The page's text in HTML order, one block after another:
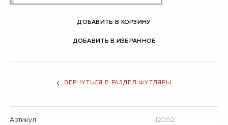
ДОБАВИТЬ В КОРЗИНУ
ДОБАВИТЬ В ИЗБРАННОЕ
ВЕРНУТЬСЯ В РАЗДЕЛ ФУТЛЯРЫ
Артикул
12002